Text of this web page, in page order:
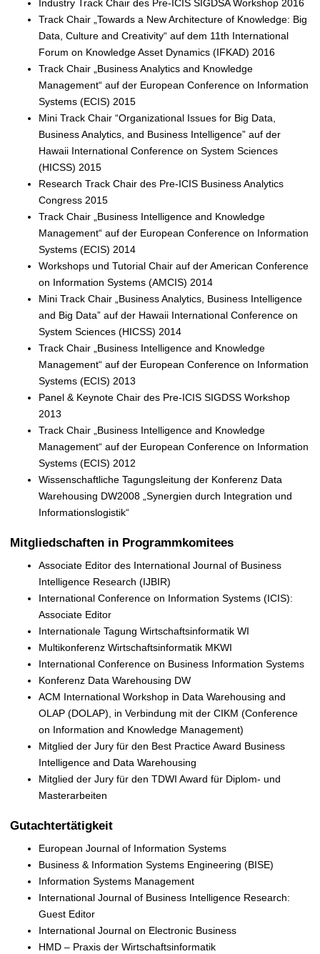
Industry Track Chair des Pre-ICIS SIGDSA Workshop 2016
Track Chair „Towards a New Architecture of Knowledge: Big
Data, Culture and Creativity“ auf dem 11th International
Forum on Knowledge Asset Dynamics (IFKAD) 2016
Track Chair „Business Analytics and Knowledge
Management“ auf der European Conference on Information
Systems (ECIS) 2015
Mini Track Chair “Organizational Issues for Big Data,
Business Analytics, and Business Intelligence” auf der
Hawaii International Conference on System Sciences
(HICSS) 2015
Research Track Chair des Pre-ICIS Business Analytics
Congress 2015
Track Chair „Business Intelligence and Knowledge
Management“ auf der European Conference on Information
Systems (ECIS) 2014
Workshops und Tutorial Chair auf der American Conference
on Information Systems (AMCIS) 2014
Mini Track Chair „Business Analytics, Business Intelligence
and Big Data” auf der Hawaii International Conference on
System Sciences (HICSS) 2014
Track Chair „Business Intelligence and Knowledge
Management“ auf der European Conference on Information
Systems (ECIS) 2013
Panel & Keynote Chair des Pre-ICIS SIGDSS Workshop
2013
Track Chair „Business Intelligence and Knowledge
Management“ auf der European Conference on Information
Systems (ECIS) 2012
Wissenschaftliche Tagungsleitung der Konferenz Data
Warehousing DW2008 „Synergien durch Integration und
Informationslogistik“
Mitgliedschaften in Programmkomitees
Associate Editor des International Journal of Business
Intelligence Research (IJBIR)
International Conference on Information Systems (ICIS):
Associate Editor
Internationale Tagung Wirtschaftsinformatik WI
Multikonferenz Wirtschaftsinformatik MKWI
International Conference on Business Information Systems
Konferenz Data Warehousing DW
ACM International Workshop in Data Warehousing and
OLAP (DOLAP), in Verbindung mit der CIKM (Conference
on Information and Knowledge Management)
Mitglied der Jury für den Best Practice Award Business
Intelligence and Data Warehousing
Mitglied der Jury für den TDWI Award für Diplom- und
Masterarbeiten
Gutachtertätigkeit
European Journal of Information Systems
Business & Information Systems Engineering (BISE)
Information Systems Management
International Journal of Business Intelligence Research:
Guest Editor
International Journal on Electronic Business
HMD – Praxis der Wirtschaftsinformatik